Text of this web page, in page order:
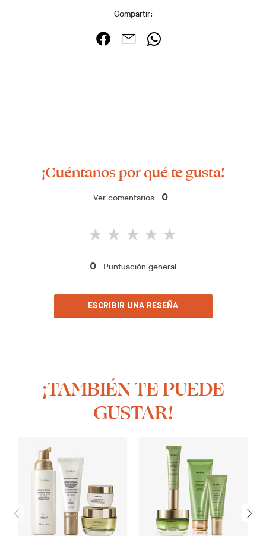
Compartir:
¡Cuéntanos por qué te gusta!
Ver comentarios 0
0 Puntuación general
ESCRIBIR UNA RESEÑA
¡TAMBIÉN TE PUEDE
GUSTAR!